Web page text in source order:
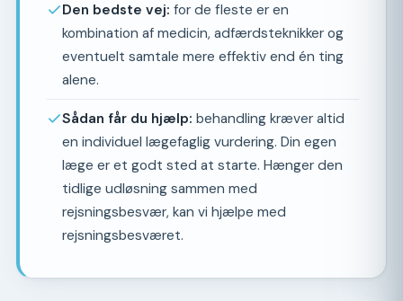
Den bedste vej: for de fleste er en
kombination af medicin, adfærdsteknikker og
eventuelt samtale mere effektiv end én ting
alene.
Sådan får du hjælp: behandling kræver altid
en individuel lægefaglig vurdering. Din egen
læge er et godt sted at starte. Hænger den
tidlige udløsning sammen med
rejsningsbesvær, kan vi hjælpe med
rejsningsbesværet.